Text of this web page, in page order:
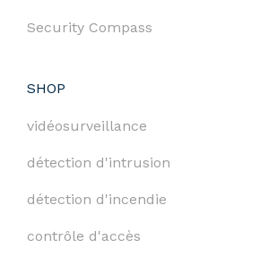
Security Compass
SHOP
vidéosurveillance
détection d'intrusion
détection d'incendie
contrôle d'accès